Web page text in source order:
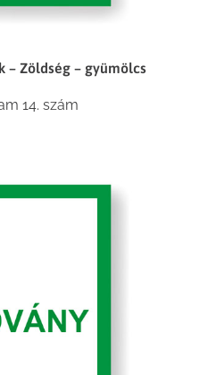
– Zöldség – gyümölcs
14. szám